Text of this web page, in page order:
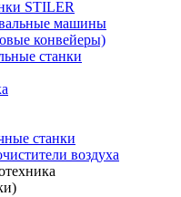
STILER
машины
конвейеры)
станки
станки
воздуха